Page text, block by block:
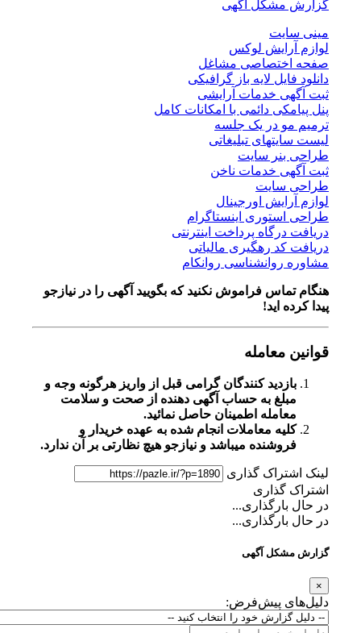
گزارش مشکل آگهی
مینی سایت
لوازم آرایش لوکس
صفحه اختصاصی مشاغل
دانلود فایل لایه باز گرافیکی
ثبت آگهی خدمات آرایشی
پنل پیامکی دائمی با امکانات کامل
ترمیم مو در یک جلسه
لیست سایتهای تبلیغاتی
طراحی بنر سایت
ثبت آگهی خدمات ناخن
طراحی سایت
لوازم آرایش اورجینال
طراحی استوری اینستاگرام
دریافت درگاه پرداخت اینترنتی
دریافت کد رهگیری مالیاتی
مشاوره روانشناسی روانکام
هنگام تماس فراموش نکنید که بگویید آگهی را در نیازجو
پیدا کرده اید!
قوانین معامله
بازدید کنندگان گرامی قبل از واریز هرگونه وجه و
مبلغ به حساب آگهی دهنده از صحت و سلامت
معامله اطمینان حاصل نمائید.
کلیه معاملات انجام شده به عهده خریدار و
فروشنده میباشد و نیازجو هیچ نظارتی بر آن ندارد.
لینک اشتراک گذاری
اشتراک گذاری
در حال بارگذاری...
در حال بارگذاری...
گزارش مشکل آگهی
دلیل‌های پیش‌فرض: